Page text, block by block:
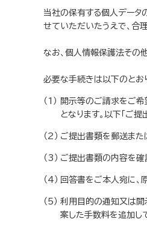
当社の保有する個人データ
せていただいたうえで、合
なお、個人情報保護法その
必要な手続きは以下のとお
開示等のご請求をご希
となります。以下「ご
ご提出書類を郵送また
ご提出書類の内容を確
回答書をご本人宛に、
利用目的の通知又は開
案した手数料を追加し